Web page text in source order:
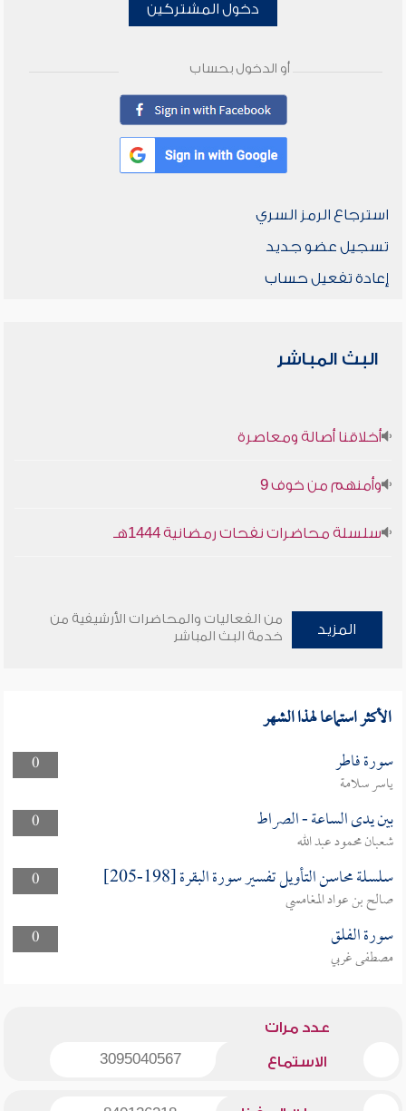
دخول المشتركين
أو الدخول بحساب
استرجاع الرمز السري
تسجيل عضو جديد
إعادة تفعيل حساب
البث المباشر
أخلاقنا أصالة ومعاصرة
وأمنهم من خوف 9
سلسلة محاضرات نفحات رمضانية 1444هـ
المزيد
من الفعاليات والمحاضرات الأرشيفية من
خدمة البث المباشر
الأكثر استماعا لهذا الشهر
0 سورة فاطر
ياسر سلامة
0
بين يدى الساعة - الصراط
شعبان محمود عبد الله
0
سلسلة محاسن التأويل تفسير سورة البقرة [198-205]
صالح بن عواد المغامسي
0
سورة الفلق
مصطفى غربي
عدد مرات
الاستماع 3095040567